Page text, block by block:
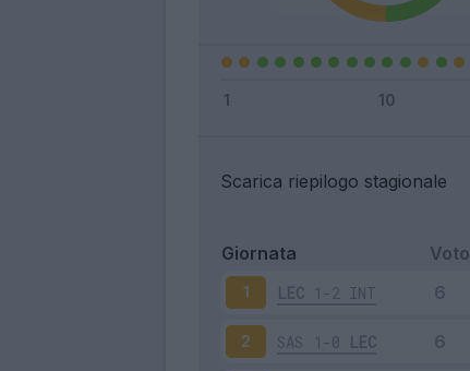
Scarica riepilogo stagionale
Giornata Voto
1 LEC 1-2 INT
2 SAS 1-0 LEC